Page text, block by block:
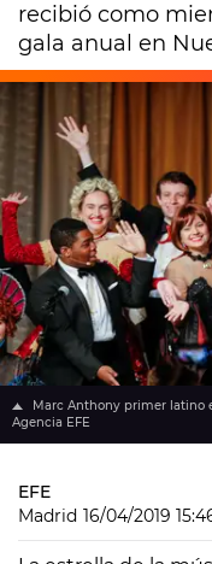
recibió como
gala anual en
Marc Anthony primer latino
Agencia EFE
EFE
Madrid 16/04/2019